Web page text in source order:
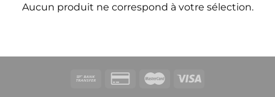
Aucun produit ne correspond à votre sélection.